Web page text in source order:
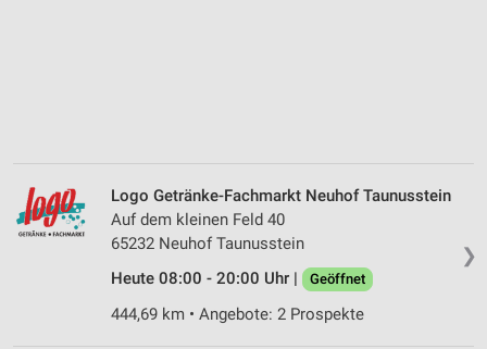
❯
Logo Getränke-Fachmarkt Neuhof Taunusstein
Auf dem kleinen Feld 40
65232 Neuhof Taunusstein
Heute 08:00 - 20:00 Uhr |
Geöffnet
444,69 km • Angebote: 2 Prospekte